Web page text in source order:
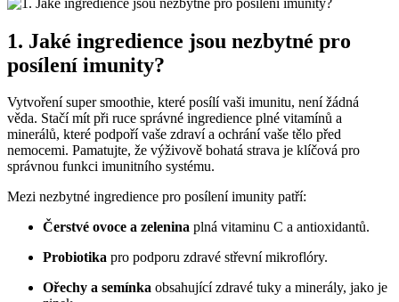
1. Jaké ingredience jsou nezbytné pro
posílení imunity?
Vytvoření super smoothie, které posílí vaši imunitu, není žádná
věda. Stačí mít při ruce správné ingredience plné vitamínů a
minerálů, které podpoří vaše zdraví a ochrání vaše tělo před
nemocemi. Pamatujte, že výživově bohatá strava je klíčová pro
správnou funkci imunitního systému.
Mezi nezbytné ingredience pro posílení imunity patří:
Čerstvé ovoce a zelenina plná vitaminu C a antioxidantů.
Probiotika pro podporu zdravé střevní mikroflóry.
Ořechy a semínka obsahující zdravé tuky a minerály, jako je